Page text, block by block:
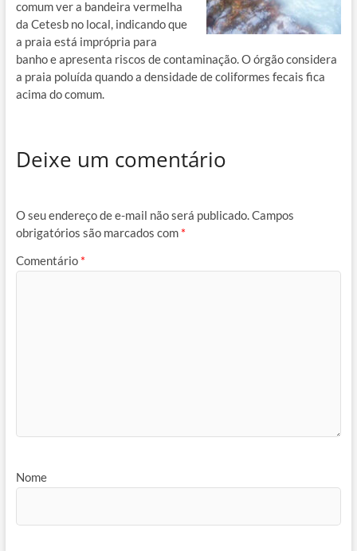
comum ver a bandeira vermelha
da Cetesb no local, indicando que
a praia está imprópria para
banho e apresenta riscos de contaminação. O órgão considera
a praia poluída quando a densidade de coliformes fecais fica
acima do comum.
Deixe um comentário
O seu endereço de e-mail não será publicado.Campos
obrigatórios são marcados com *
Comentário *
Nome